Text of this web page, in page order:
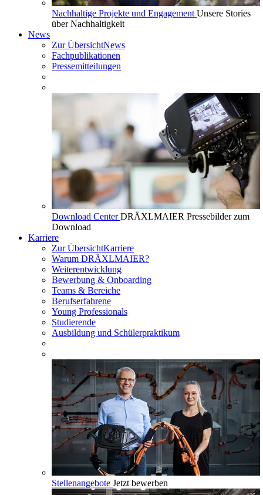
Nachhaltige Projekte und Engagement Unsere Stories
über Nachhaltigkeit
News
Zur ÜbersichtNews
Fachpublikationen
Pressemitteilungen
Download CenterDRÄXLMAIER Pressebilder zum
Download
Karriere
Zur ÜbersichtKarriere
Warum DRÄXLMAIER?
Weiterentwicklung
Bewerbung & Onboarding
Teams & Bereiche
Berufserfahrene
Young Professionals
Studierende
Ausbildung und Schülerpraktikum
Stellenangebote Jetzt bewerben